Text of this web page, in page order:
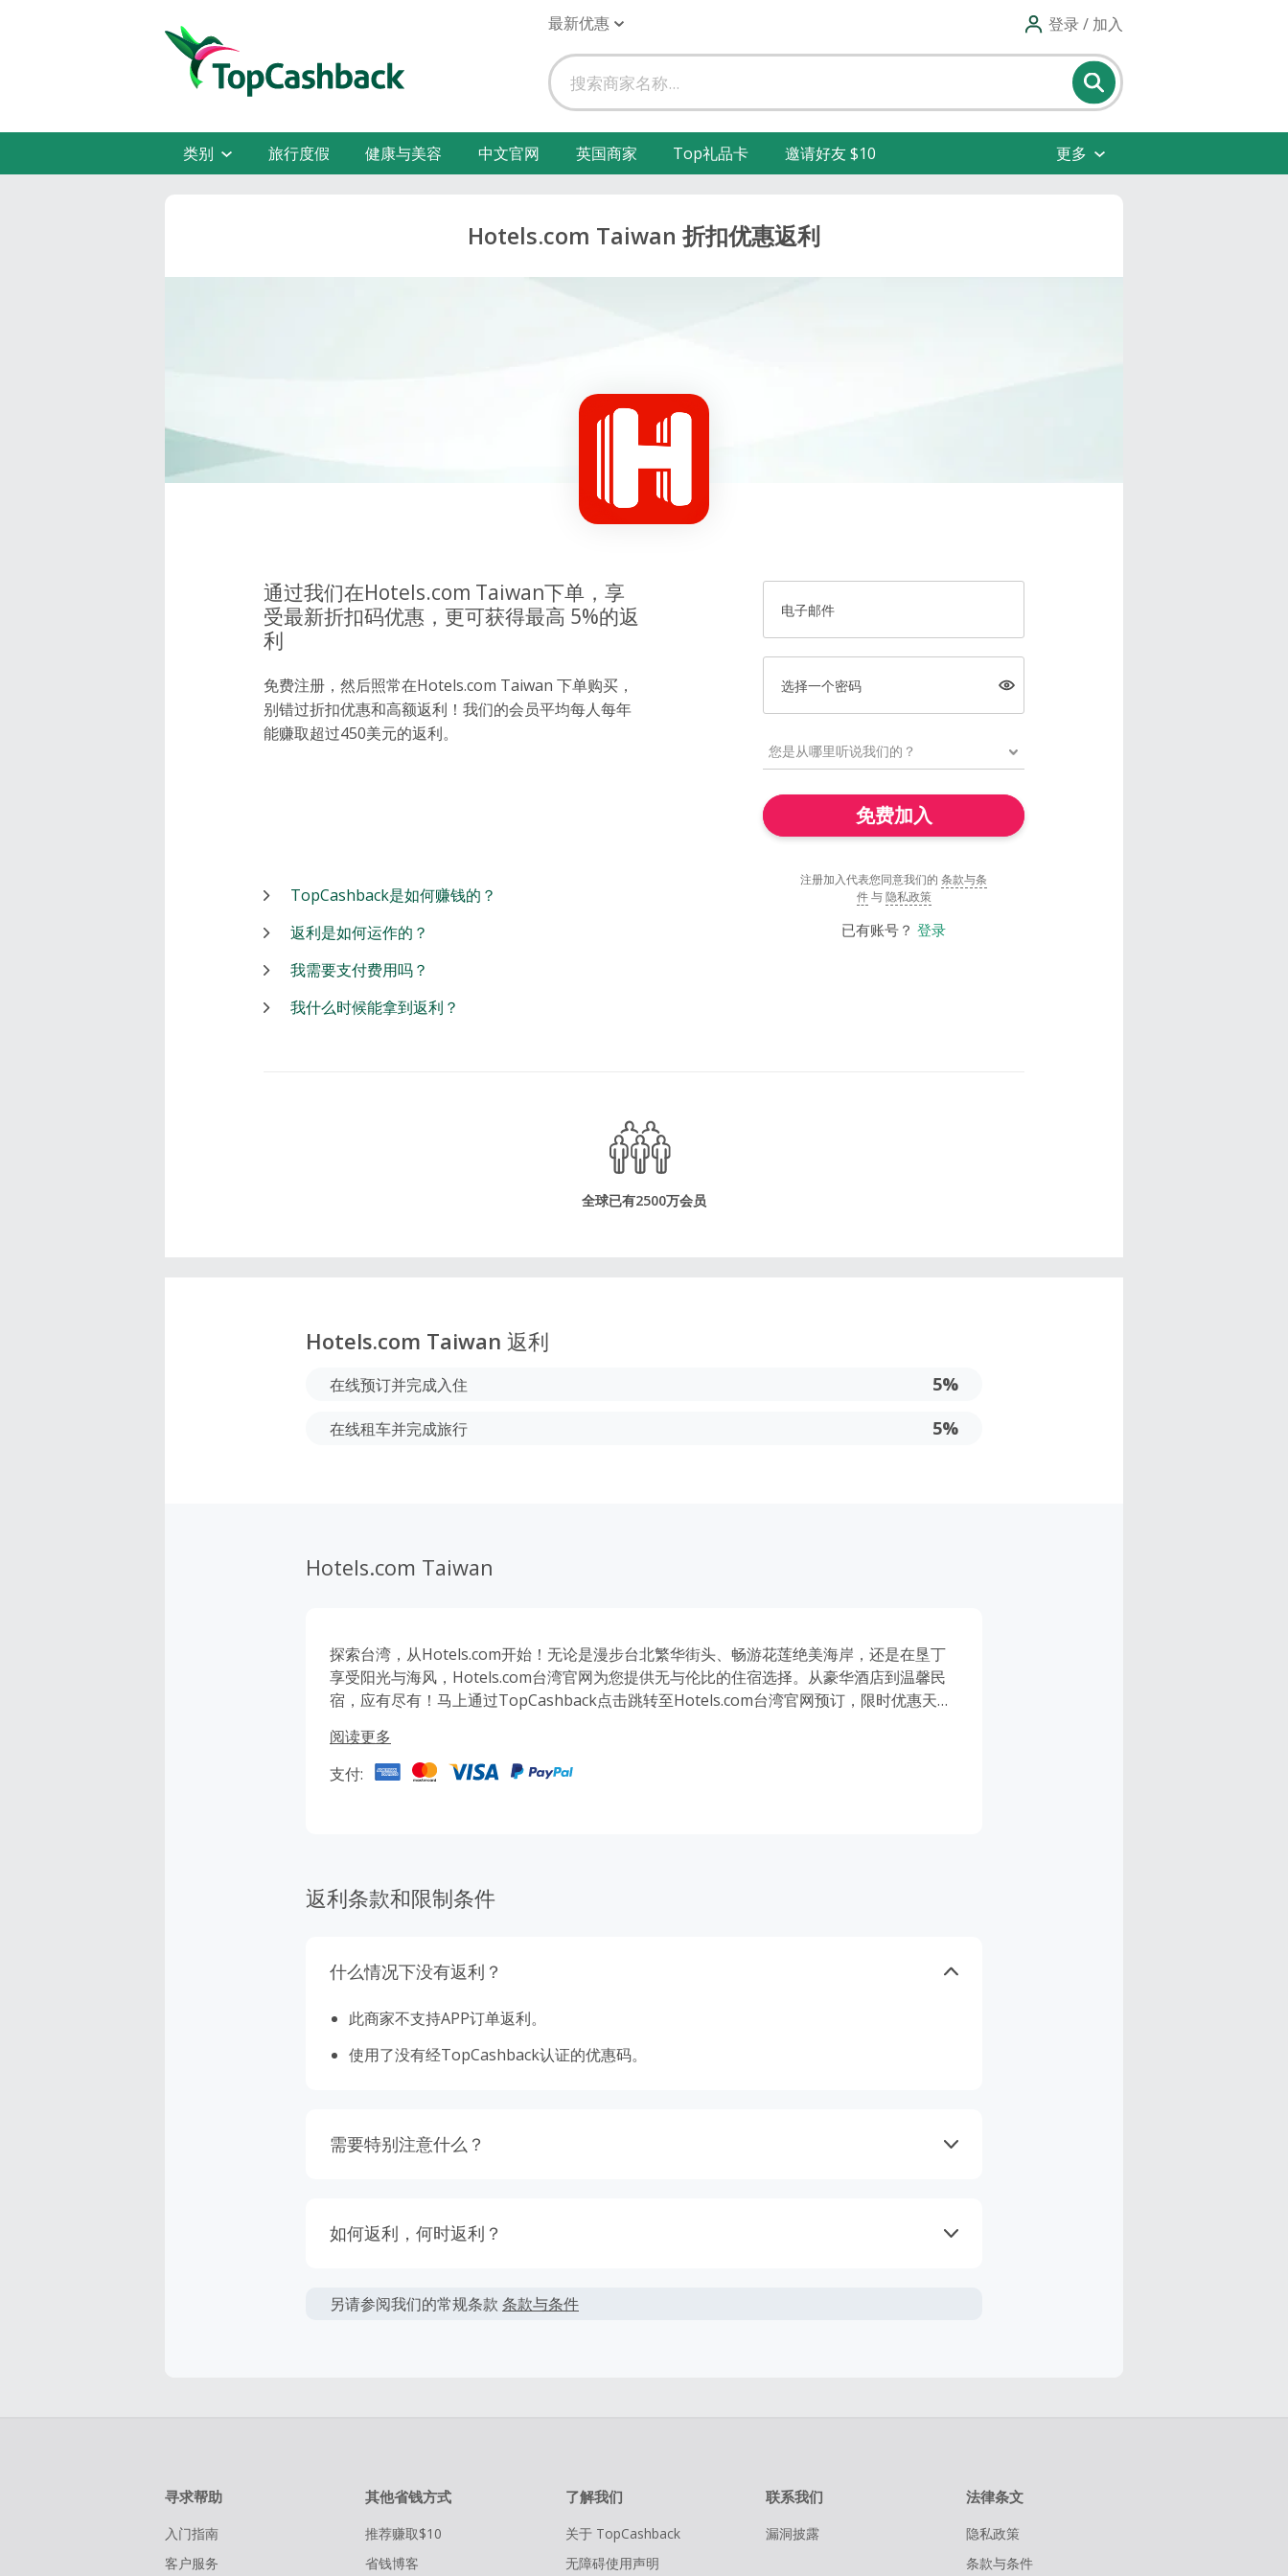
最新优惠 登录 / 加入
类别 旅行度假 健康与美容 中文官网 英国商家 Top礼品卡 邀请好友 $10 更多
Hotels.com Taiwan 折扣优惠返利
通过我们在Hotels.com Taiwan下单，享
受最新折扣码优惠，更可获得最高 5%的返
利
免费注册，然后照常在Hotels.com Taiwan 下单购买，
别错过折扣优惠和高额返利！我们的会员平均每人每年
能赚取超过450美元的返利。
电子邮件
选择一个密码
免费加入
注册加入代表您同意我们的 条款与条
件 与 隐私政策
已有账号？ 登录
TopCashback是如何赚钱的？
返利是如何运作的？
我需要支付费用吗？
我什么时候能拿到返利？
全球已有2500万会员
Hotels.com Taiwan 返利
在线预订并完成入住 5%
在线租车并完成旅行 5%
Hotels.com Taiwan
探索台湾，从Hotels.com开始！无论是漫步台北繁华街头、畅游花莲绝美海岸，还是在垦丁
享受阳光与海风，Hotels.com台湾官网为您提供无与伦比的住宿选择。从豪华酒店到温馨民
宿，应有尽有！马上通过TopCashback点击跳转至Hotels.com台湾官网预订，限时优惠天天
阅读更多
支付:
返利条款和限制条件
什么情况下没有返利？
此商家不支持APP订单返利。
使用了没有经TopCashback认证的优惠码。
需要特别注意什么？
返利金额可能会根据实际交易情况会有所上下浮动。
如何返利，何时返利？
天内未跟踪到返利，请在下单的100天内提交返利索赔，因为我们无法处理超过100天的交
另请参阅我们的常规条款 条款与条件
寻求帮助
入门指南
客户服务
其他省钱方式
推荐赚取$10
省钱博客
了解我们
关于 TopCashback
无障碍使用声明
联系我们
漏洞披露
法律条文
隐私政策
条款与条件